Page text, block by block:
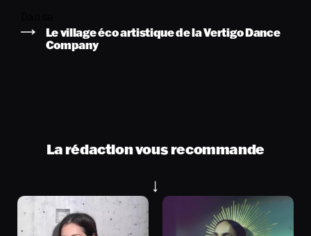
Le village éco artistique de la Vertigo Dance
Company
La rédaction vous recommande